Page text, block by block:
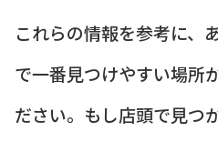
これらの情報を参考に、
で一番見つけやすい場所
ださい。もし店頭で見つ